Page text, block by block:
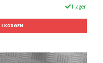
I lager.